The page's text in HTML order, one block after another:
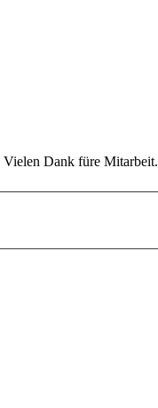
Vielen Dank füre Mitarbeit.